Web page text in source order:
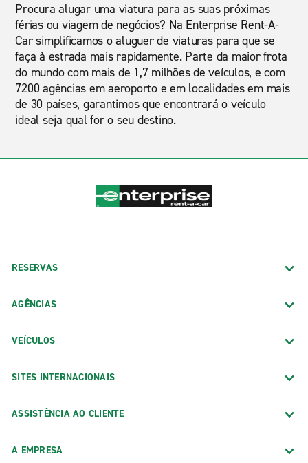
Procura alugar uma viatura para as suas próximas
férias ou viagem de negócios? Na Enterprise Rent-A-
Car simplificamos o aluguer de viaturas para que se
faça à estrada mais rapidamente. Parte da maior frota
do mundo com mais de 1,7 milhões de veículos, e com
7200 agências em aeroporto e em localidades em mais
de 30 países, garantimos que encontrará o veículo
ideal seja qual for o seu destino.
RESERVAS
AGÊNCIAS
VEÍCULOS
SITES INTERNACIONAIS
ASSISTÊNCIA AO CLIENTE
A EMPRESA